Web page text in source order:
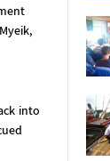
into